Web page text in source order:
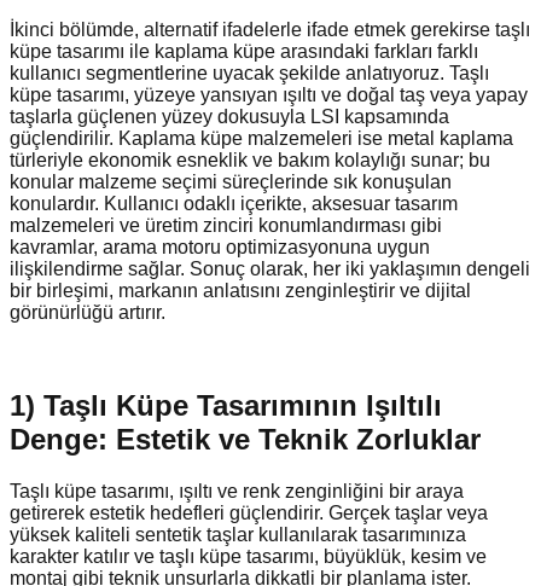
İkinci bölümde, alternatif ifadelerle ifade etmek gerekirse taşlı
küpe tasarımı ile kaplama küpe arasındaki farkları farklı
kullanıcı segmentlerine uyacak şekilde anlatıyoruz. Taşlı
küpe tasarımı, yüzeye yansıyan ışıltı ve doğal taş veya yapay
taşlarla güçlenen yüzey dokusuyla LSI kapsamında
güçlendirilir. Kaplama küpe malzemeleri ise metal kaplama
türleriyle ekonomik esneklik ve bakım kolaylığı sunar; bu
konular malzeme seçimi süreçlerinde sık konuşulan
konulardır. Kullanıcı odaklı içerikte, aksesuar tasarım
malzemeleri ve üretim zinciri konumlandırması gibi
kavramlar, arama motoru optimizasyonuna uygun
ilişkilendirme sağlar. Sonuç olarak, her iki yaklaşımın dengeli
bir birleşimi, markanın anlatısını zenginleştirir ve dijital
görünürlüğü artırır.
1) Taşlı Küpe Tasarımının Işıltılı
Denge: Estetik ve Teknik Zorluklar
Taşlı küpe tasarımı, ışıltı ve renk zenginliğini bir araya
getirerek estetik hedefleri güçlendirir. Gerçek taşlar veya
yüksek kaliteli sentetik taşlar kullanılarak tasarımınıza
karakter katılır ve taşlı küpe tasarımı, büyüklük, kesim ve
montaj gibi teknik unsurlarla dikkatli bir planlama ister.